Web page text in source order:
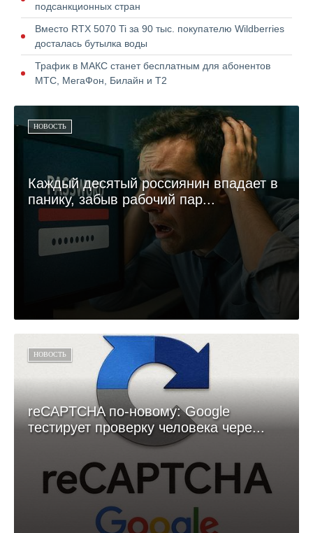
подсанкционных стран
Вместо RTX 5070 Ti за 90 тыс. покупателю Wildberries
досталась бутылка воды
Трафик в МАКС станет бесплатным для абонентов
МТС, МегаФон, Билайн и Т2
НОВОСТЬ
Каждый десятый россиянин впадает в
панику, забыв рабочий пар...
НОВОСТЬ
reCAPTCHA по-новому: Google
тестирует проверку человека чере...